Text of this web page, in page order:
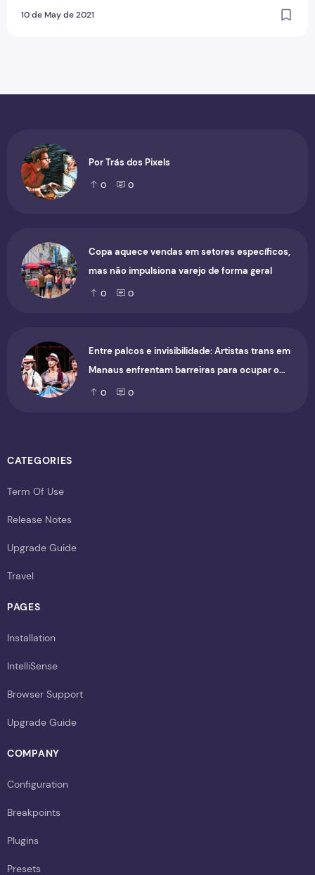
10 de May de 2021
Por Trás dos Pixels
0 0
Copa aquece vendas em setores específicos,
mas não impulsiona varejo de forma geral
0 0
Entre palcos e invisibilidade: Artistas trans em
Manaus enfrentam barreiras para ocupar o
cenário cultural
0 0
CATEGORIES
Term Of Use
Release Notes
Upgrade Guide
Travel
PAGES
Installation
IntelliSense
Browser Support
Upgrade Guide
COMPANY
Configuration
Breakpoints
Plugins
Presets